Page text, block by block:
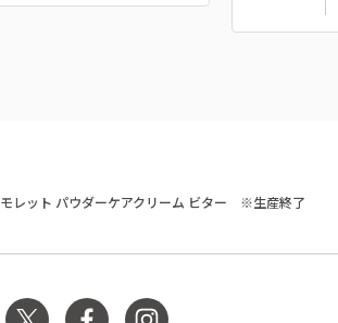
モレット パウダーケアクリーム ビター ※生産終了